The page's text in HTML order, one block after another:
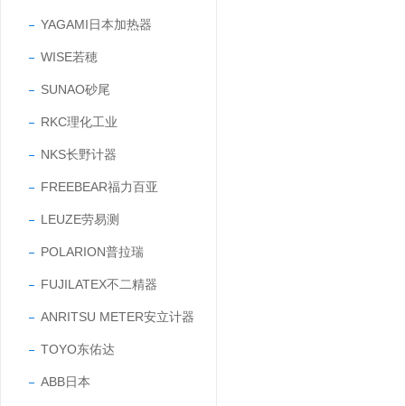
YAGAMI日本加热器
WISE若穂
SUNAO砂尾
RKC理化工业
NKS长野计器
FREEBEAR福力百亚
LEUZE劳易测
POLARION普拉瑞
FUJILATEX不二精器
ANRITSU METER安立计器
TOYO东佑达
ABB日本